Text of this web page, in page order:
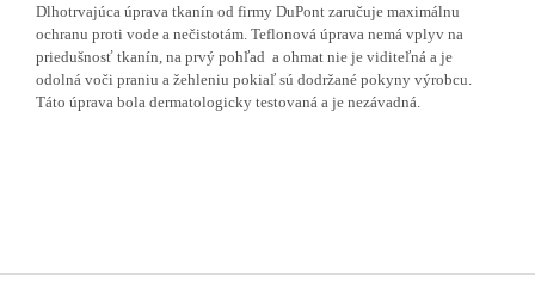
Dlhotrvajúca úprava tkanín od firmy DuPont zaručuje maximálnu
ochranu proti vode a nečistotám. Teflonová úprava nemá vplyv na
priedušnosť tkanín, na prvý pohľad a ohmat nie je viditeľná a je
odolná voči praniu a žehleniu pokiaľ sú dodržané pokyny výrobcu.
Táto úprava bola dermatologicky testovaná a je nezávadná.